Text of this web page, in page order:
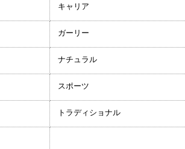
キャリア
ガーリー
ナチュラル
スポーツ
トラディショナル